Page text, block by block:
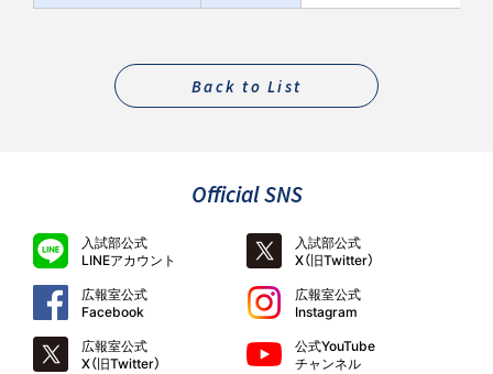
Back to List
Official SNS
入試部公式
LINEアカウント
入試部公式
X（旧Twitter）
広報室公式
Facebook
広報室公式
Instagram
広報室公式
X（旧Twitter）
公式YouTube
チャンネル